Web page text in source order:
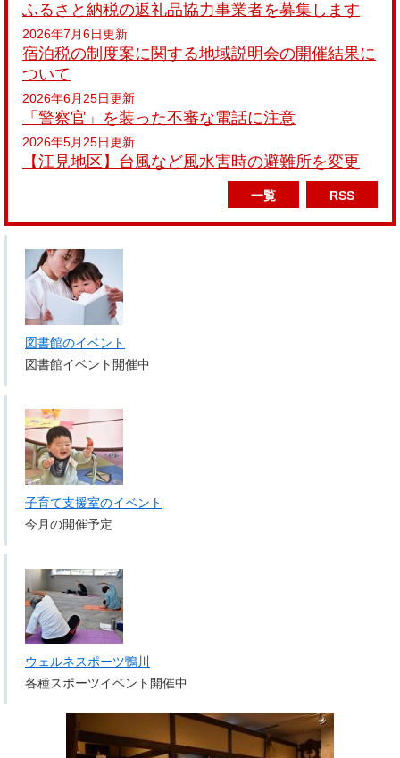
ふるさと納税の返礼品協力事業者を募集します
2026年7月6日更新
宿泊税の制度案に関する地域説明会の開催結果に
ついて
2026年6月25日更新
「警察官」を装った不審な電話に注意
2026年5月25日更新
【江見地区】台風など風水害時の避難所を変更
一覧 RSS
図書館のイベント
図書館イベント開催中
子育て支援室のイベント
今月の開催予定
ウェルネスポーツ鴨川
各種スポーツイベント開催中